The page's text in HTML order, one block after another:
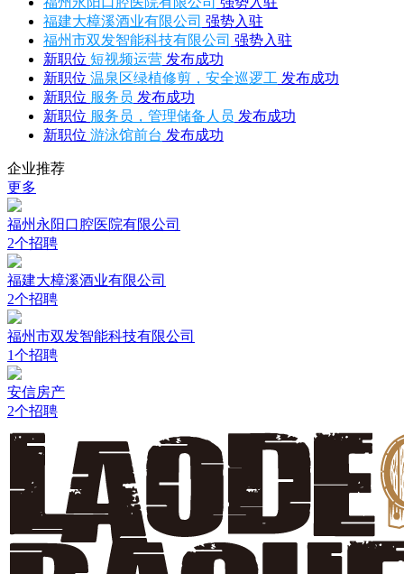
福建大樟溪酒业有限公司 强势入驻
福州市双发智能科技有限公司 强势入驻
新职位 短视频运营 发布成功
新职位 温泉区绿植修剪，安全巡逻工 发布成功
新职位 服务员 发布成功
新职位 服务员，管理储备人员 发布成功
新职位 游泳馆前台 发布成功
企业推荐
更多
福州永阳口腔医院有限公司
2个招聘
福建大樟溪酒业有限公司
2个招聘
福州市双发智能科技有限公司
1个招聘
安信房产
2个招聘